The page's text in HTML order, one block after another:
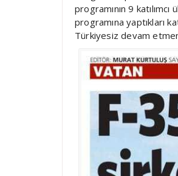
programının 9
programına yaptıkları
Türkiyesiz devam